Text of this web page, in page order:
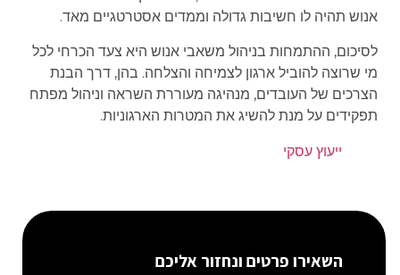
אנוש תהיה לו חשיבות גדולה וממדים אסטרטגיים מאד.
לסיכום, ההתמחות בניהול משאבי אנוש היא צעד הכרחי לכל
מי שרוצה להוביל ארגון לצמיחה והצלחה. בהן, דרך הבנת
הצרכים של העובדים, מנהיגה מעוררת השראה וניהול מפתח
תפקידים על מנת להשיג את המטרות הארגוניות.
ייעוץ עסקי
השאירו פרטים ונחזור אליכם